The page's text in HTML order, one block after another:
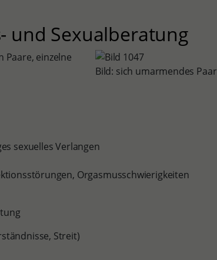
und Sexualberatung
Bild: sich umarmendes Paar
Paare, einzelne
sexuelles Verlangen
Orgasmusschwierigkeiten
Streit)